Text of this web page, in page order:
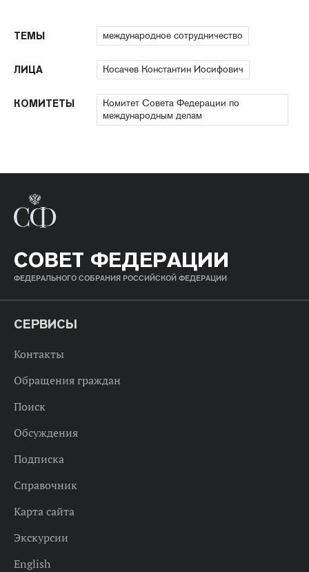
ТЕМЫ международное сотрудничество
ЛИЦА Косачев Константин Иосифович
КОМИТЕТЫ
Комитет Совета Федерации по
международным делам
СОВЕТ ФЕДЕРАЦИИ
ФЕДЕРАЛЬНОГО СОБРАНИЯ РОССИЙСКОЙ ФЕДЕРАЦИИ
СЕРВИСЫ
Контакты
Обращения граждан
Поиск
Обсуждения
Подписка
Справочник
Карта сайта
Экскурсии
English